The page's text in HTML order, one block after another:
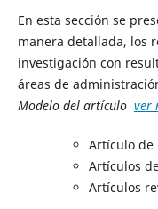
En esta sección se
manera detallada, los
investigación con
áreas de
Modelo del artículo ver
Artículo de
Artículos
Artículos